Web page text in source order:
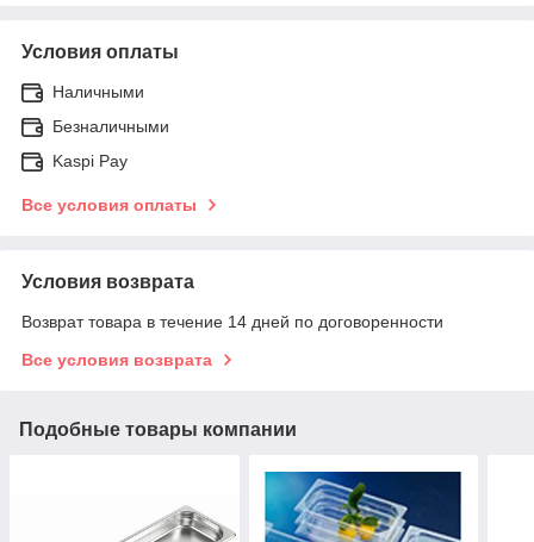
Условия оплаты
Наличными
Безналичными
Kaspi Pay
Все условия оплаты
Условия возврата
Возврат товара в течение 14 дней по договоренности
Все условия возврата
Подобные товары компании